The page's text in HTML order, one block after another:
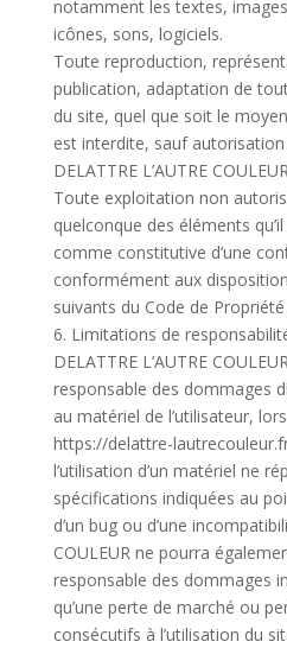
notamment les textes,
icônes, sons, logiciels.
Toute reproduction,
publication, adaptation de
du site, quel que soit le
est interdite, sauf
DELATTRE L’AUTRE
Toute exploitation non
quelconque des éléments
comme constitutive d’une
conformément aux
suivants du Code de
6. Limitations de
DELATTRE L’AUTRE
responsable des dommages
au matériel de l’utilisateur,
https://delattre-
l’utilisation d’un matériel ne
spécifications indiquées au
d’un bug ou d’une
COULEUR ne pourra
responsable des dommages
qu’une perte de marché ou
consécutifs à l’utilisation du